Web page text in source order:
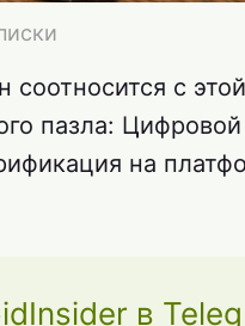
соотносится с
пазла: Цифровой
на
в